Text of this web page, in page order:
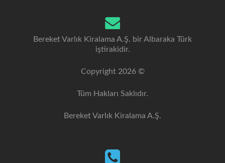
Bereket Varlık Kiralama A.Ş. bir Albaraka Türk
iştirakidir.
Copyright 2026 ©
Tüm Hakları Saklıdır.
Bereket Varlık Kiralama A.Ş.